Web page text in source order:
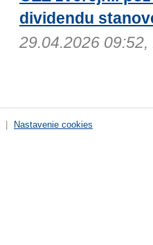
dividendu
29.04.2026 09:52,
| Nastavenie cookies